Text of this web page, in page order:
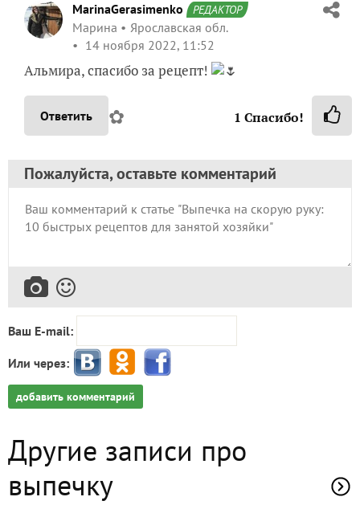
MarinaGerasimenko РЕДАКТОР
Марина
Ярославская обл.
14 ноября 2022, 11:52
Альмира, спасибо за рецепт! 🌷
Ответить ✿ 1 Спасибо!
Пожалуйста, оставьте комментарий
Ваш E-mail:
Или через:
добавить комментарий
Другие записи про
выпечку